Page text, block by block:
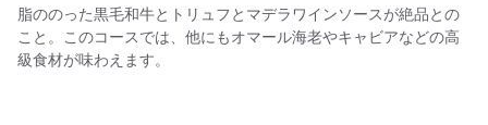
脂ののった黒毛和牛とトリュフとマデラワインソースが絶品との
こと。このコースでは、他にもオマール海老やキャビアなどの高
級食材が味わえます。